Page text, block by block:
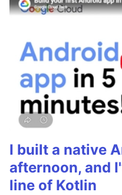
I built a native
afternoon, and
line of Kotlin